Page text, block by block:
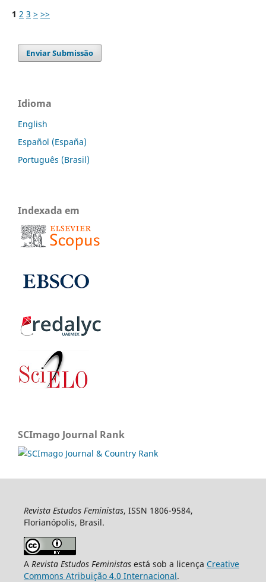
1 2 3 > >>
Enviar Submissão
Idioma
English
Español (España)
Português (Brasil)
Indexada em
SCImago Journal Rank
Revista Estudos Feministas, ISSN 1806-9584,
Florianópolis, Brasil.
A Revista Estudos Feministasestá sob a licença Creative
Commons Atribuição 4.0 Internacional.